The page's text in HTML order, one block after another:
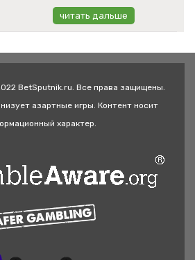
читать дальше
BetSputnik.ru. Все права защищены.
азартные игры. Контент носит
характер.